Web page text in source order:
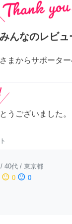
みんなのレビュ
まからサポータ
うございました
/ 40代 / 東京都
sentiment_neutral 0 sentiment_dissatisfied 0